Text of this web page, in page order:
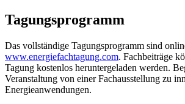
Tagungsprogramm
Das vollständige Tagungsprogramm sind
www.energiefachtagung.com. Fachbeiträge
Tagung kostenlos heruntergeladen werden.
Veranstaltung von einer Fachausstellung zu
Energieanwendungen.